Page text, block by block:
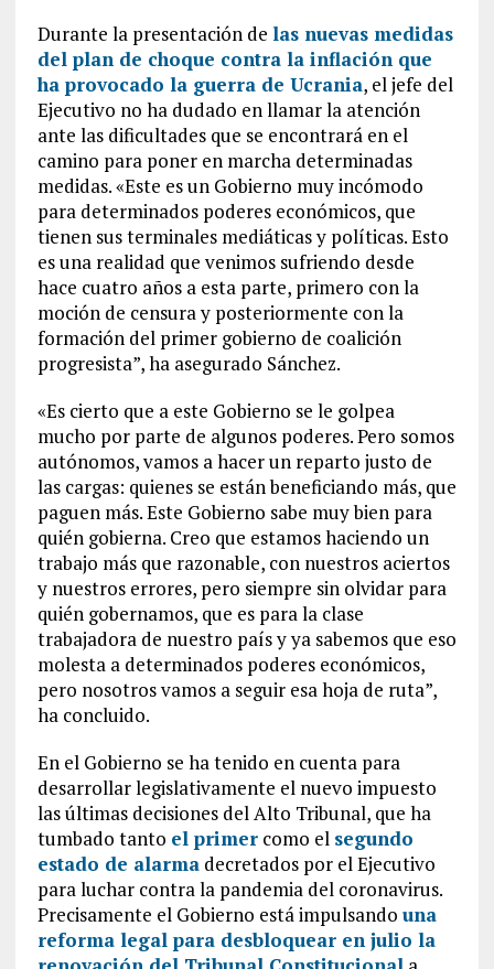
Durante la presentación de las nuevas medidas
del plan de choque contra la inflación que
ha provocado la guerra de Ucrania, el jefe del
Ejecutivo no ha dudado en llamar la atención
ante las dificultades que se encontrará en el
camino para poner en marcha determinadas
medidas. «Este es un Gobierno muy incómodo
para determinados poderes económicos, que
tienen sus terminales mediáticas y políticas. Esto
es una realidad que venimos sufriendo desde
hace cuatro años a esta parte, primero con la
moción de censura y posteriormente con la
formación del primer gobierno de coalición
progresista”, ha asegurado Sánchez.
«Es cierto que a este Gobierno se le golpea
mucho por parte de algunos poderes. Pero somos
autónomos, vamos a hacer un reparto justo de
las cargas: quienes se están beneficiando más, que
paguen más. Este Gobierno sabe muy bien para
quién gobierna. Creo que estamos haciendo un
trabajo más que razonable, con nuestros aciertos
y nuestros errores, pero siempre sin olvidar para
quién gobernamos, que es para la clase
trabajadora de nuestro país y ya sabemos que eso
molesta a determinados poderes económicos,
pero nosotros vamos a seguir esa hoja de ruta”,
ha concluido.
En el Gobierno se ha tenido en cuenta para
desarrollar legislativamente el nuevo impuesto
las últimas decisiones del Alto Tribunal, que ha
tumbado tanto el primercomo el segundo
estado de alarmadecretados por el Ejecutivo
para luchar contra la pandemia del coronavirus.
Precisamente el Gobierno está impulsando una
reforma legal para desbloquear en julio la